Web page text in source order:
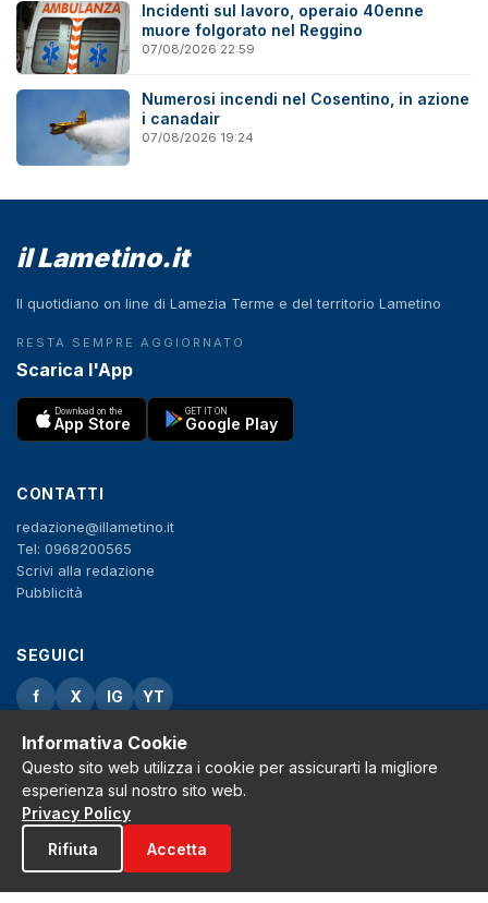
Incidenti sul lavoro, operaio 40enne
muore folgorato nel Reggino
07/08/2026 22:59
Numerosi incendi nel Cosentino, in azione
i canadair
07/08/2026 19:24
il Lametino.it
Il quotidiano on line di Lamezia Terme e del territorio Lametino
RESTA SEMPRE AGGIORNATO
Scarica l'App
Download on the
App Store
GET IT ON
Google Play
CONTATTI
redazione@illametino.it
Tel: 0968200565
Scrivi alla redazione
Pubblicità
SEGUICI
f X IG YT
Privacy Policy
Cookie Policy
Note legali
La Redazione
© 2026 Grh s.r.l. - P.iva 02650550797 - Tutti i diritti sono riservati
Informativa Cookie
Questo sito web utilizza i cookie per assicurarti la migliore
esperienza sul nostro sito web.
Privacy Policy
Rifiuta
Accetta